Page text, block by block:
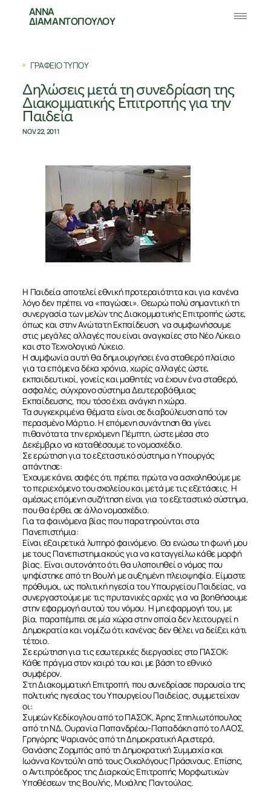
ΣΧΕΤΙΚΑ
ΝΕΑ
ΕΠΙΚΟΙΝΩΝΙΑ
ΑΝΝΑ
ΔΙΑΜΑΝΤΟΠΟΥΛΟΥ
ΓΡΑΦΕΙΟ ΤΥΠΟΥ
Δηλώσεις μετά τη συνεδρίαση της
Διακομματικής Επιτροπής για την
Παιδεία
NOV 22, 2011
Η Παιδεία αποτελεί εθνική προτεραιότητα και για κανένα
λόγο δεν πρέπει να «παγώσει». Θεωρώ πολύ σημαντική τη
συνεργασία των μελών της Διακομματικής Επιτροπής ώστε,
όπως και στην Ανώτατη Εκπαίδευση, να συμφωνήσουμε
στις μεγάλες αλλαγές που είναι αναγκαίες στο Νέο Λύκειο
και στο Τεχνολογικό Λύκειο.
Η συμφωνία αυτή θα δημιουργήσει ένα σταθερό πλαίσιο
για τα επόμενα δέκα χρόνια, χωρίς αλλαγές ώστε,
εκπαιδευτικοί, γονείς και μαθητές να έχουν ένα σταθερό,
ασφαλές, σύγχρονο σύστημα Δευτεροβάθμιας
Εκπαίδευσης, που τόσο έχει ανάγκη η χώρα.
Τα συγκεκριμένα θέματα είναι σε διαβούλευση από τον
περασμένο Μάρτιο. Η επόμενη συνάντηση θα γίνει
πιθανότατα την ερχόμενη Πέμπτη, ώστε μέσα στο
Δεκέμβριο να καταθέσουμε το νομοσχέδιο.
Σε ερώτηση για το εξεταστικό σύστημα η Υπουργός
απάντησε:
Έχουμε κάνει σαφές ότι πρέπει πρώτα να ασχοληθούμε με
το περιεχόμενο του σχολείου και μετά με τις εξετάσεις. Η
αμέσως επόμενη συζήτηση είναι για το εξεταστικό σύστημα,
που θα έρθει σε άλλο νομοσχέδιο.
Για τα φαινόμενα βίας που παρατηρούνται στα
Πανεπιστήμια:
Είναι εξαιρετικά λυπηρό φαινόμενο. Θα ενώσω τη φωνή μου
με τους Πανεπιστημιακούς για να καταγγείλω κάθε μορφή
βίας. Είναι αυτονόητο ότι θα υλοποιηθεί ο νόμος που
ψηφίστηκε από τη Βουλή με αυξημένη πλειοψηφία. Είμαστε
πρόθυμοι, ως πολιτική ηγεσία του Υπουργείου Παιδείας, να
συνεργαστούμε με τις πρυτανικές αρχές για να βοηθήσουμε
στην εφαρμογή αυτού του νόμου. Η μη εφαρμογή του, με
βία, παραπέμπει σε μία χώρα στην οποία δεν λειτουργεί η
Δημοκρατία και νομίζω ότι κανένας δεν θέλει να δείξει κάτι
τέτοιο.
Σε ερώτηση για τις εσωτερικές διεργασίες στο ΠΑΣΟΚ:
Κάθε πράγμα στον καιρό του και με βάση το εθνικό
συμφέρον.
Στη Διακομματική Επιτροπή, που συνεδρίασε παρουσία της
πολιτικής ηγεσίας του Υπουργείου Παιδείας, συμμετείχαν
οι:
Συμεών Κεδίκογλου από το ΠΑΣΟΚ, Άρης Σπηλιωτόπουλος
από τη ΝΔ, Ουρανία Παπανδρέου-Παπαδάκη από το ΛΑΟΣ,
Γρηγόρης Ψαριανός από τη Δημοκρατική Αριστερά,
Θανάσης Ζορμπάς από τη Δημοκρατική Συμμαχία και
Ιωάννα Κοντούλη από τους Οικολόγους Πράσινους. Επίσης,
ο Αντιπρόεδρος της Διαρκούς Επιτροπής Μορφωτικών
Υποθέσεων της Βουλής, Μιχάλης Παντούλας.